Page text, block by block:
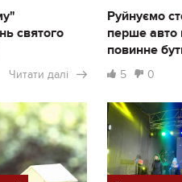
святого
Читати далі
Руйнуємо
перше авто
повинне
5 0